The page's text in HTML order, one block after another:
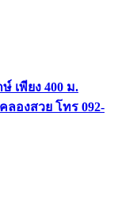
เพียง 400 ม.
องสวย โทร 092-